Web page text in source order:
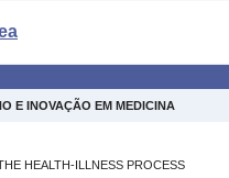
E INOVAÇÃO EM MEDICINA
HEALTH-ILLNESS PROCESS